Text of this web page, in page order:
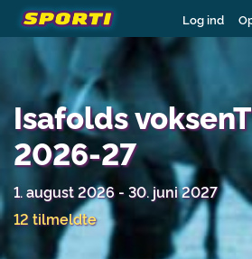
Log ind
Isafolds
2026-27
1. august 2026 - 30. juni 2027
12 tilmeldte